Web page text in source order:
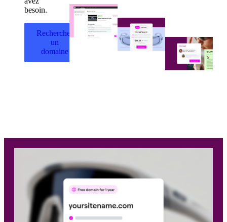
besoin.
Rechercher
un
domaine